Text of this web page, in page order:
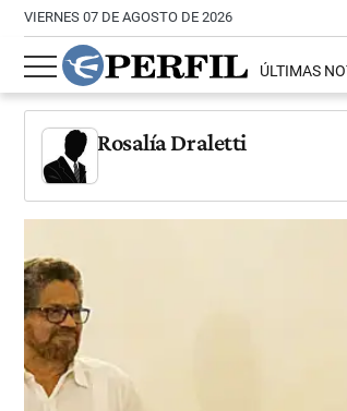
VIERNES 07 DE AGOSTO DE 2026
ÚLTIMAS
Rosalía Draletti